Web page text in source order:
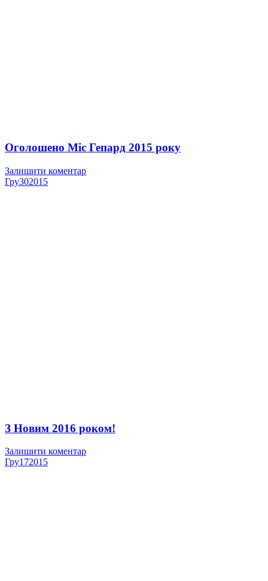
Оголошено Міс Гепард 2015 року
Залишити коментар
Гру302015
З Новим 2016 роком!
Залишити коментар
Гру172015